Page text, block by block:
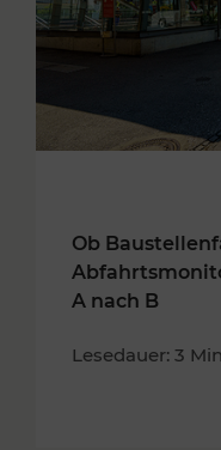
Ob
A nach B
Lesedauer: 3